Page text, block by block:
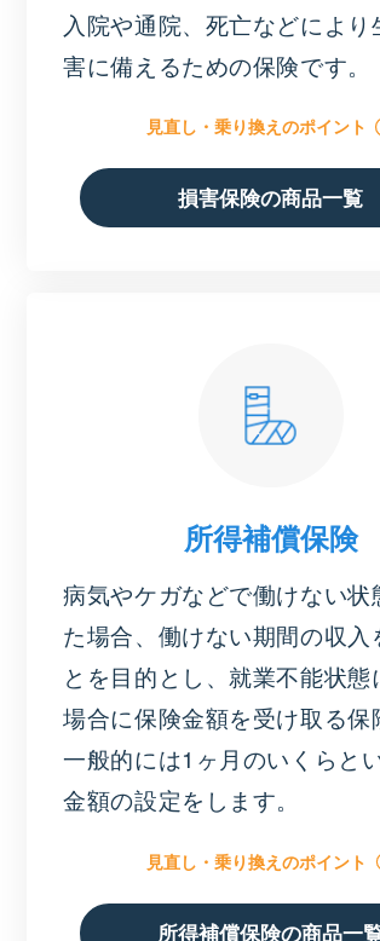
入院や通院、死亡などにより
害に備えるための保険です。
見直し・乗り換えのポイント
損害保険の商品一覧
所得補償保険
病気やケガなどで働けない状
た場合、働けない期間の収入
とを目的とし、就業不能状態
場合に保険金額を受け取る保
一般的には1ヶ月のいくらと
金額の設定をします。
見直し・乗り換えのポイント
所得補償保険の商品一